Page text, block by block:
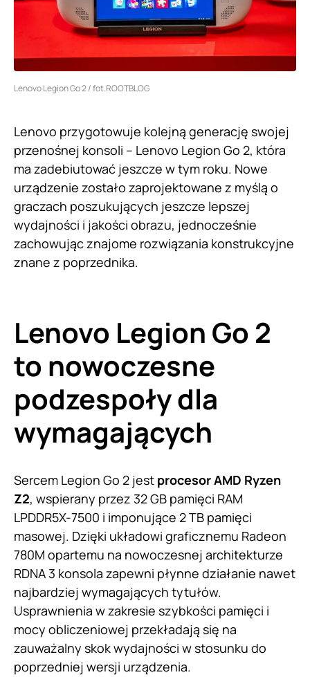
Lenovo Legion Go 2 / fot.ROOTBLOG
Lenovo przygotowuje kolejną generację swojej
przenośnej konsoli – Lenovo Legion Go 2, która
ma zadebiutować jeszcze w tym roku. Nowe
urządzenie zostało zaprojektowane z myślą o
graczach poszukujących jeszcze lepszej
wydajności i jakości obrazu, jednocześnie
zachowując znajome rozwiązania konstrukcyjne
znane z poprzednika.
Lenovo Legion Go 2
to nowoczesne
podzespoły dla
wymagających
Sercem Legion Go 2 jest procesor AMD Ryzen
Z2, wspierany przez 32 GB pamięci RAM
LPDDR5X-7500 i imponujące 2 TB pamięci
masowej. Dzięki układowi graficznemu Radeon
780M opartemu na nowoczesnej architekturze
RDNA 3 konsola zapewni płynne działanie nawet
najbardziej wymagających tytułów.
Usprawnienia w zakresie szybkości pamięci i
mocy obliczeniowej przekładają się na
zauważalny skok wydajności w stosunku do
poprzedniej wersji urządzenia.